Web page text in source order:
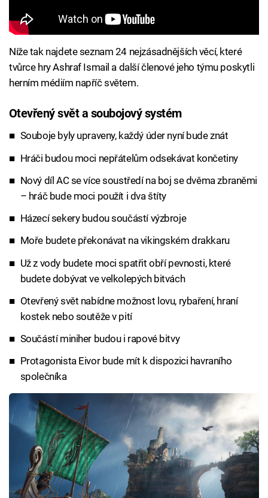
Níže tak najdete seznam 24 nejzásadnějších věcí, které
tvůrce hry Ashraf Ismail a další členové jeho týmu poskytli
herním médiím napříč světem.
Otevřený svět a soubojový systém
Souboje byly upraveny, každý úder nyní bude znát
Hráči budou moci nepřátelům odsekávat končetiny
Nový díl AC se více soustředí na boj se dvěma zbraněmi
– hráč bude moci použít i dva štíty
Házecí sekery budou součástí výzbroje
Moře budete překonávat na vikingském drakkaru
Už z vody budete moci spatřit obří pevnosti, které
budete dobývat ve velkolepých bitvách
Otevřený svět nabídne možnost lovu, rybaření, hraní
kostek nebo soutěže v pití
Součástí miniher budou i rapové bitvy
Protagonista Eivor bude mít k dispozici havraního
společníka